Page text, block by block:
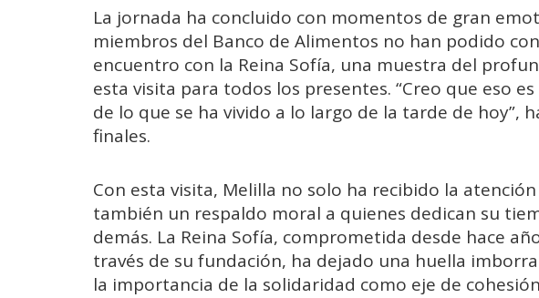
La jornada ha concluido con momentos de gran
miembros del Banco de Alimentos no han podido
encuentro con la Reina Sofía, una muestra del
esta visita para todos los presentes. “Creo que eso
de lo que se ha vivido a lo largo de la tarde de hoy”,
finales.
Con esta visita, Melilla no solo ha recibido la atención
también un respaldo moral a quienes dedican su
demás. La Reina Sofía, comprometida desde hace
través de su fundación, ha dejado una huella
la importancia de la solidaridad como eje de